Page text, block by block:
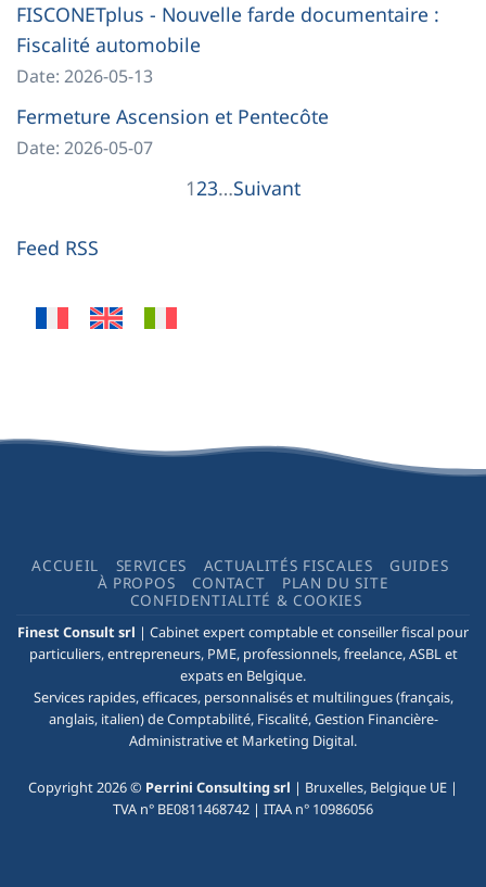
FISCONETplus - Nouvelle farde documentaire :
Fiscalité automobile
Date: 2026-05-13
Fermeture Ascension et Pentecôte
Date: 2026-05-07
123…Suivant
Feed RSS
ACCUEIL SERVICES ACTUALITÉS FISCALES
GUIDES
À PROPOS
CONTACT
PLAN DU SITE
CONFIDENTIALITÉ & COOKIES
Finest Consult srl | Cabinet expert comptableetconseiller fiscal pour
particuliers, entrepreneurs, PME, professionnels, freelance, ASBL et
expats en Belgique.
Services rapides, efficaces, personnalisés et multilingues (français,
anglais, italien) de Comptabilité, Fiscalité, Gestion Financière-
Administrative et Marketing Digital.
Copyright 2026 © Perrini Consulting srl | Bruxelles, Belgique UE |
TVA n° BE0811468742 | ITAA n° 10986056